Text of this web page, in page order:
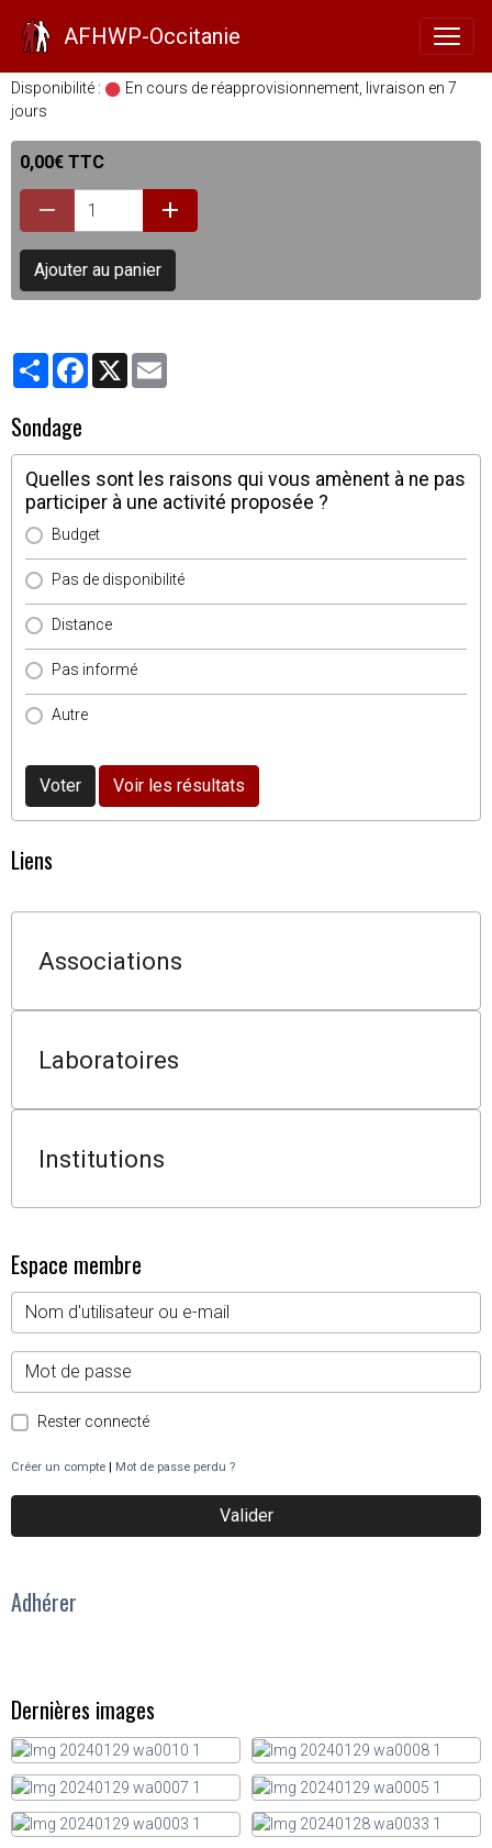
AFHWP-Occitanie
Inscription à un évènement
Disponibilité :
En cours de réapprovisionnement, livraison en 7
jours
0,00€ TTC
Ajouter au panier
PartagerFacebook
X
Sondage
Quelles sont les raisons qui vous amènent à ne pas
participer à une activité proposée ?
Budget
Pas de disponibilité
Distance
Pas informé
Autre
Voter Voir les résultats
Liens
Associations
Laboratoires
Institutions
Espace membre
Rester connecté
Créer un compte | Mot de passe perdu ?
Valider
Adhérer
Dernières images